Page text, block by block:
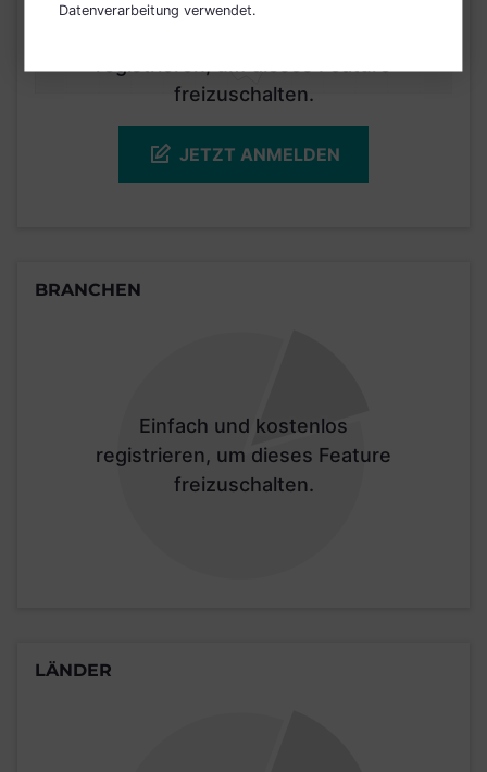
freizuschalten.
JETZT ANMELDEN
BRANCHEN
Einfach und kostenlos
registrieren, um dieses Feature
freizuschalten.
LÄNDER
Datenverarbeitung verwendet.